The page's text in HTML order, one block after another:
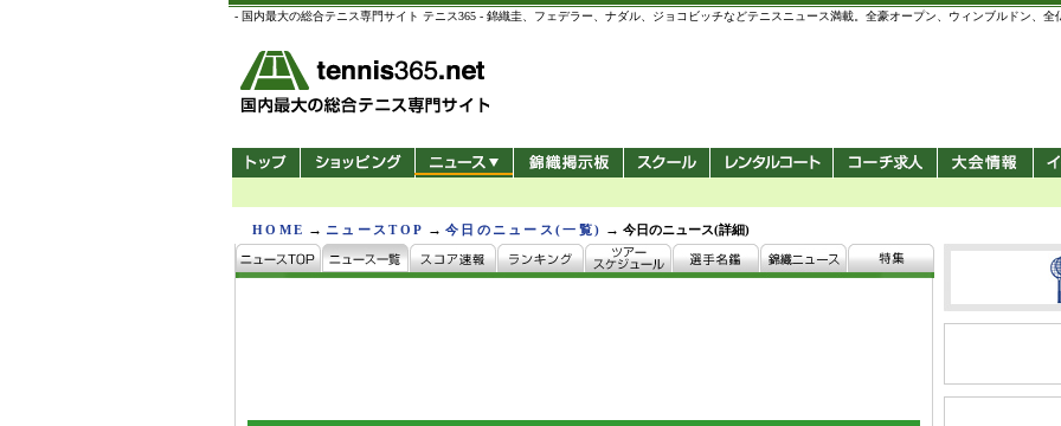
- 国内最大の総合テニス専門サイト テニス365 - 錦織圭、フェデラー、ナダル、ジョコビッチなどテニスニュース満載。全豪オープン、ウィンブルドン、全
HOME → ニュースTOP →今日のニュース(一覧) →今日のニュース(詳細)